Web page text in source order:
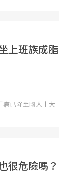
上班族成脂
已降至國人十大
很危險嗎？